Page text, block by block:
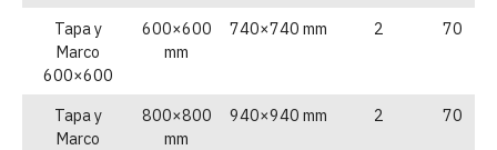
Tapa y
Marco
600×600
600×600
mm
740×740 mm 2 70
Tapa y
Marco
800×800
mm
940×940 mm 2 70